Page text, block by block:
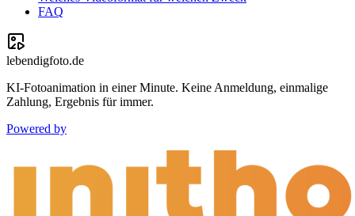
FAQ
lebendigfoto.de
KI-Fotoanimation in einer Minute. Keine Anmeldung, einmalige
Zahlung, Ergebnis für immer.
Powered by